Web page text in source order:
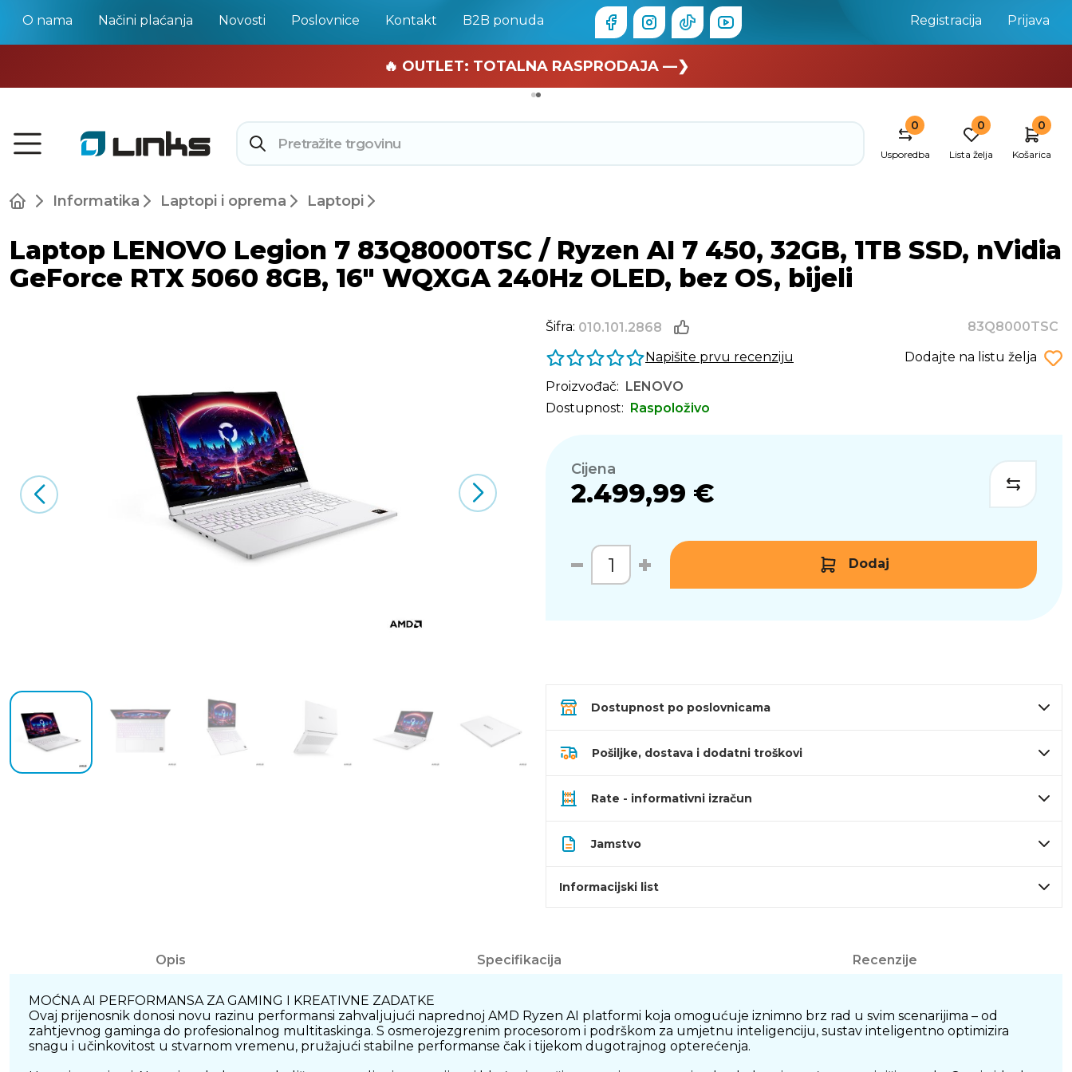
O nama Načini plaćanja Novosti Poslovnice Kontakt B2B ponuda Registracija Prijava
🏄 Zaslužuješ odmor —❯
🔥 OUTLET: TOTALNA RASPRODAJA —❯
0
Usporedba
0
Lista želja
0
Košarica
Informatika Laptopi i oprema Laptopi
Laptop LENOVO Legion 7 83Q8000TSC / Ryzen AI 7 450, 32GB, 1TB SSD, nVidia
GeForce RTX 5060 8GB, 16" WQXGA 240Hz OLED, bez OS, bijeli
Šifra: 010.101.2868
83Q8000TSC
Napišite prvu recenziju
Dodajte na listu želja
Proizvođač: LENOVO
Dostupnost: Raspoloživo
Cijena
2.499,99 €
Dodaj
Dostupnost po poslovnicama
Pošiljke, dostava i dodatni troškovi
Rate - informativni izračun
Jamstvo
Informacijski list
Opis Specifikacija Recenzije
MOĆNA AI PERFORMANSA ZA GAMING I KREATIVNE ZADATKE
Ovaj prijenosnik donosi novu razinu performansi zahvaljujući naprednoj AMD Ryzen AI platformi koja omogućuje iznimno brz rad u svim scenarijima – od
zahtjevnog gaminga do profesionalnog multitaskinga. S osmerojezgrenim procesorom i podrškom za umjetnu inteligenciju, sustav inteligentno optimizira
snagu i učinkovitost u stvarnom vremenu, pružajući stabilne performanse čak i tijekom dugotrajnog opterećenja.